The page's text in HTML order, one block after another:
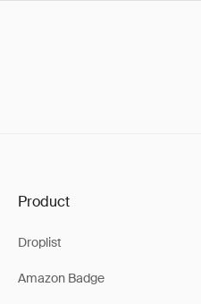
Product
Droplist
Amazon Badge